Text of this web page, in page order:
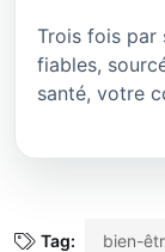
Trois fois par
fiables,
santé, votre
Tag: bien-